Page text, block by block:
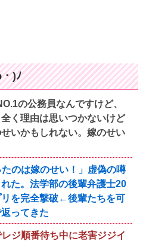
)ﾉ
の公務員なんですけど、
く理由は思いつかないけど
いかもしれない。嫁のせい
のは嫁のせい！」虚偽の噂
た。法学部の後輩弁護士20
を完全撃破←後輩たちを可
ってきた
ジ順番待ち中に老害ジジイ